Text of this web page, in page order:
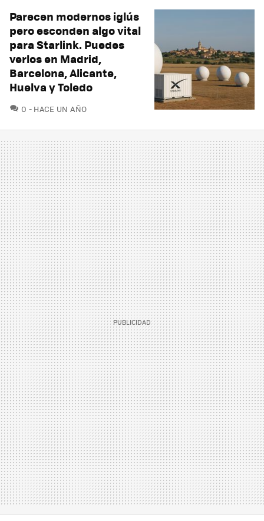
Parecen modernos iglús
pero esconden algo vital
para Starlink. Puedes
verlos en Madrid,
Barcelona, Alicante,
Huelva y Toledo
0 COMENTARIOS
HACE UN AÑO